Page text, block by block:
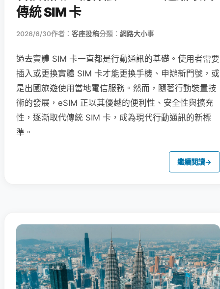
傳統 SIM 卡
2026/6/30作者： 客座投稿分類： 網路大小事
過去實體 SIM 卡一直都是行動通訊的基礎。使用者需要
插入或更換實體 SIM 卡才能更換手機、申辦新門號，或
是出國旅遊使用當地電信服務。然而，隨著行動裝置技
術的發展，eSIM 正以其優越的便利性、安全性與擴充
性，逐漸取代傳統 SIM 卡，成為現代行動通訊的新標
準。
繼續閱讀→